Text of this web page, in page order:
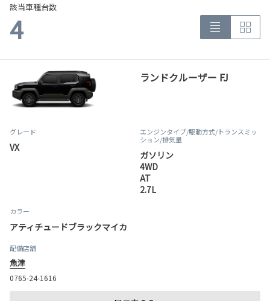
該当車種台数
4
ランドクルーザー FJ
グレード
VX
エンジンタイプ/駆動方式/トランスミッ
ション/排気量
ガソリン
4WD
AT
2.7L
カラー
アティチュードブラックマイカ
配備店舗
魚津
0765-24-1616